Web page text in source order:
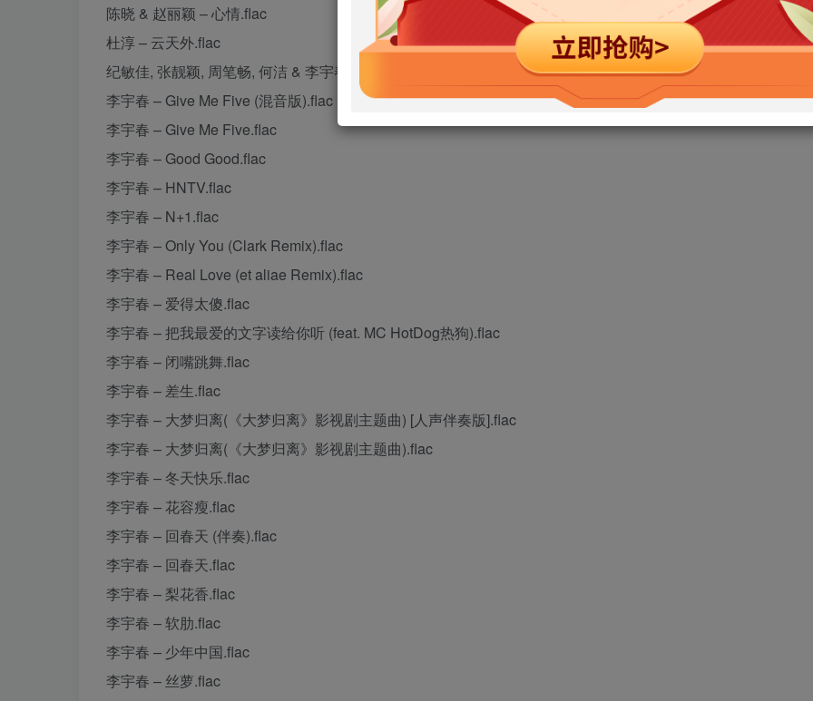
陈晓 & 赵丽颖 – 心情.flac
杜淳 – 云天外.flac
纪敏佳, 张靓颖, 周笔畅, 何洁 & 李宇春 – 大长今 (Live).flac
李宇春 – Give Me Five (混音版).flac
李宇春 – Give Me Five.flac
李宇春 – Good Good.flac
李宇春 – HNTV.flac
李宇春 – N+1.flac
李宇春 – Only You (Clark Remix).flac
李宇春 – Real Love (et aliae Remix).flac
李宇春 – 爱得太傻.flac
李宇春 – 把我最爱的文字读给你听 (feat. MC HotDog热狗).flac
李宇春 – 闭嘴跳舞.flac
李宇春 – 差生.flac
李宇春 – 大梦归离(《大梦归离》影视剧主题曲) [人声伴奏版].flac
李宇春 – 大梦归离(《大梦归离》影视剧主题曲).flac
李宇春 – 冬天快乐.flac
李宇春 – 花容瘦.flac
李宇春 – 回春天 (伴奏).flac
李宇春 – 回春天.flac
李宇春 – 梨花香.flac
李宇春 – 软肋.flac
李宇春 – 少年中国.flac
李宇春 – 丝萝.flac